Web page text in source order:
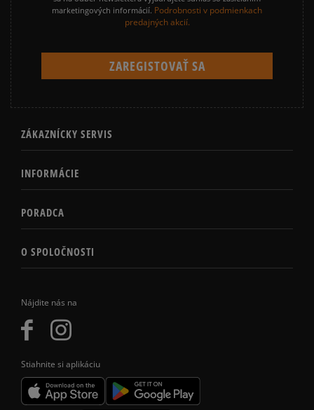
Nájdite nás na
Stiahnite si aplikáciu
marketingových informácií. Podrobnosti v podmienkach
predajných akcií.
ZÁKAZNÍCKY SERVIS
INFORMÁCIE
PORADCA
O SPOLOČNOSTI